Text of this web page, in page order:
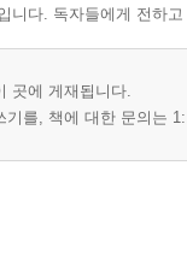
니다. 독자들에게 전하
곳에 게재됩니다.
기를, 책에 대한 문의는